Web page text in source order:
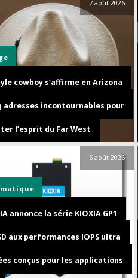
7 août 2026
cowboy s’affirme en Arizona
adresses incontournables pour
l’esprit du Far West
6 août 2026
annonce la série KIOXIA GP1
aux performances IOPS ultra
conçus pour les applications